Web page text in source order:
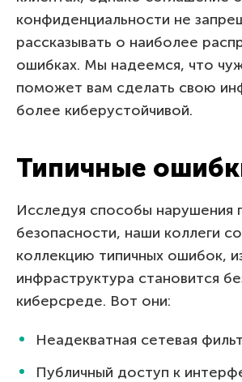
конфиденциальности не
рассказывать о наиболее
ошибках. Мы надеемся, что
поможет вам сделать свою
более киберустойчивой.
Типичные
Исследуя способы нарушения
безопасности, наши коллеги
коллекцию типичных ошибок,
инфраструктура становится
киберсреде. Вот они:
Неадекватная сетевая
Публичный доступ к